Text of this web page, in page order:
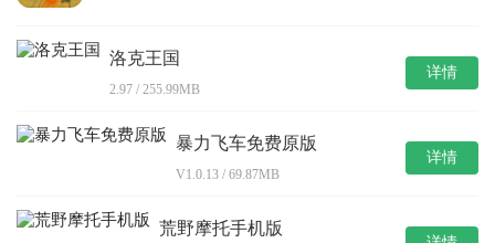
洛克王国
2.97 / 255.99MB
详情
暴力飞车免费原版
V1.0.13 / 69.87MB
详情
荒野摩托手机版